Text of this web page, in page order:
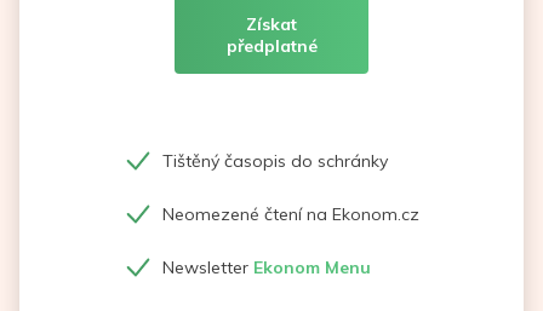
Získat
předplatné
Tištěný časopis do schránky
Neomezené čtení na Ekonom.cz
Newsletter Ekonom Menu